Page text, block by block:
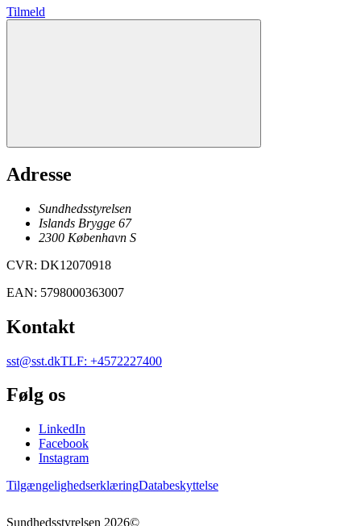
Tilmeld
Adresse
Sundhedsstyrelsen
Islands Brygge 67
2300 København S
CVR: DK12070918
EAN: 5798000363007
Kontakt
sst@sst.dkTLF: +4572227400
Følg os
LinkedIn
Facebook
Instagram
TilgængelighedserklæringDatabeskyttelse
Sundhedsstyrelsen 2026©